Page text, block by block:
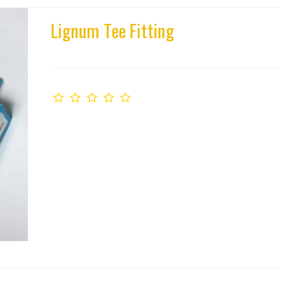
Lignum Tee Fitting